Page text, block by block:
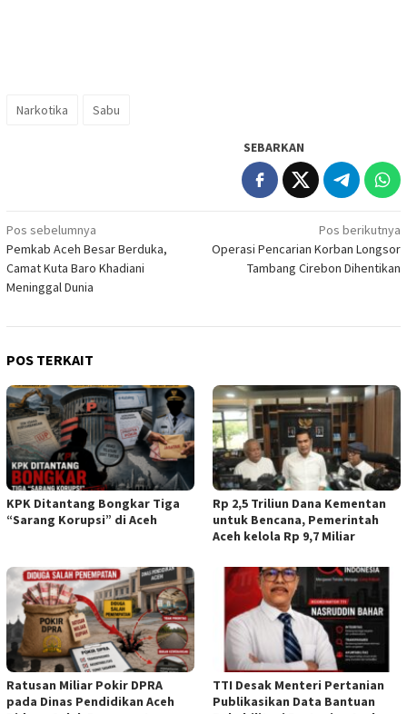
Narkotika Sabu
SEBARKAN
Navigasi
pos
Pos sebelumnya
Pemkab Aceh Besar Berduka,
Camat Kuta Baro Khadiani
Meninggal Dunia
Pos berikutnya
Operasi Pencarian Korban Longsor
Tambang Cirebon Dihentikan
POS TERKAIT
KPK Ditantang Bongkar Tiga
“Sarang Korupsi” di Aceh
Rp 2,5 Triliun Dana Kementan
untuk Bencana, Pemerintah
Aceh kelola Rp 9,7 Miliar
Ratusan Miliar Pokir DPRA
pada Dinas Pendidikan Aceh
TTI Desak Menteri Pertanian
Publikasikan Data Bantuan